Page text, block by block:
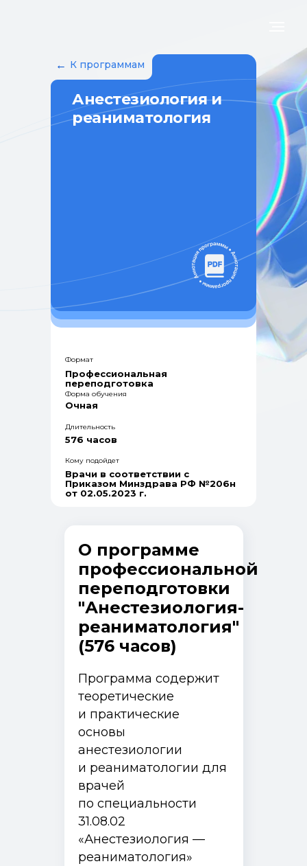
Форма обучения
Очная
Длительность
576 часов
Врачи в соответствии с
Приказом Минздрава РФ №206н
от 02.05.2023 г.
Кому подойдет
Профессиональная
переподготовка
Формат
← К программам
Анестезиология и
реаниматология
О программе
профессиональной
переподготовки
"Анестезиология-
реаниматология"
(576 часов)
Программа содержит
теоретические
и практические
основы
анестезиологии
и реаниматологии для
врачей
по специальности
31.08.02
«Анестезиология —
реаниматология»